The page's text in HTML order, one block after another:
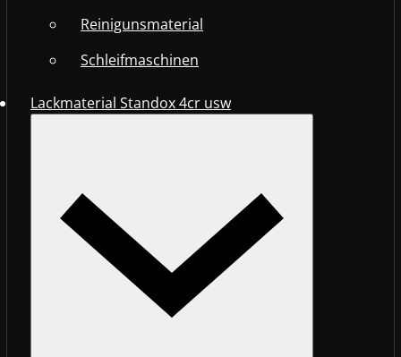
Reinigunsmaterial
Schleifmaschinen
Lackmaterial Standox 4cr usw